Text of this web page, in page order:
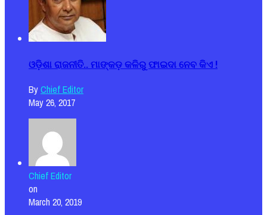
ଓଡ଼ିଶା ରାଜନୀତି.. ମାଙ୍କଡ଼ କଳିରୁ ଫାଇଦା ନେବ କିଏ !
ByChief Editor
May 26, 2017
Chief Editor
on
March 20, 2019